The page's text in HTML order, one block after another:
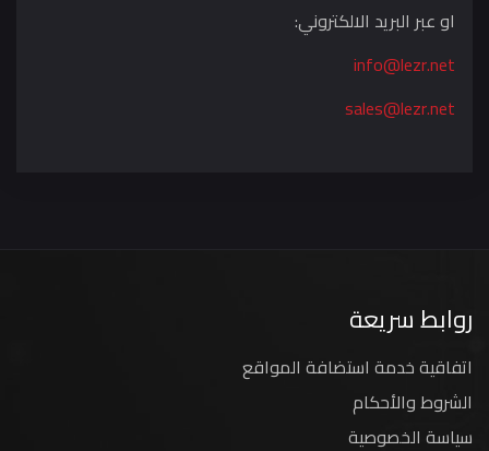
او عبر البريد الالكتروني:
info@lezr.net
sales@lezr.net
روابط سريعة
اتفاقية خدمة استضافة المواقع
الشروط والأحكام
سياسة الخصوصية